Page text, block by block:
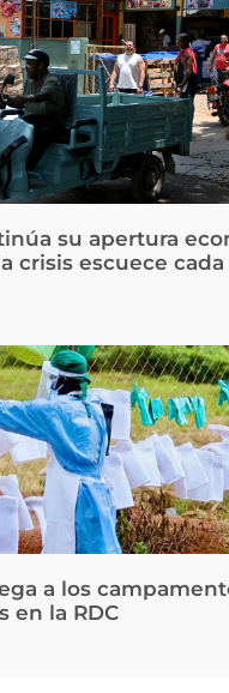
su apertura
crisis escuece cada
a los
en la RDC